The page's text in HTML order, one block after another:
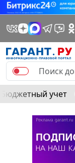
Бюджетный учет